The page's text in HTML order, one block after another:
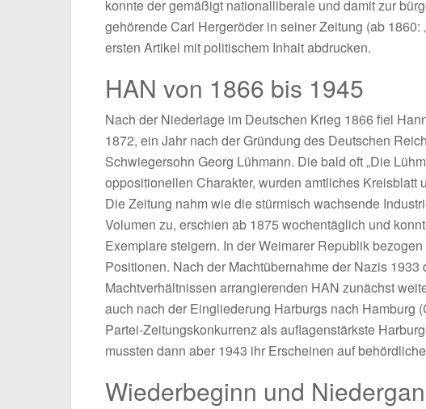
konnte der gemäßigt nationalliberale und damit zur
gehörende Carl Hergeröder in seiner Zeitung (ab 1860:
ersten Artikel mit politischem Inhalt abdrucken.
HAN von 1866 bis 1945
Nach der Niederlage im Deutschen Krieg 1866 fiel
1872, ein Jahr nach der Gründung des Deutschen
Schwiegersohn Georg Lühmann. Die bald oft „Die
oppositionellen Charakter, wurden amtliches Kreisblatt
Die Zeitung nahm wie die stürmisch wachsende
Volumen zu, erschien ab 1875 wochentäglich und
Exemplare steigern. In der Weimarer Republik
Positionen. Nach der Machtübernahme der Nazis 1933
Machtverhältnissen arrangierenden HAN zunächst
auch nach der Eingliederung Harburgs nach Hamburg
Partei-Zeitungskonkurrenz als auflagenstärkste
mussten dann aber 1943 ihr Erscheinen auf
Wiederbeginn und